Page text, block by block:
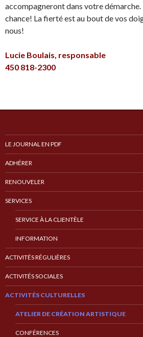
accompagneront dans votre démarche.
chance! La fierté est au bout de vos
nous!
Lucie Boulais, responsable
450 818-2300
LE JOURNAL EN PDF
ADHÉRER
RENOUVELER
SERVICES
SERVICE À LA CLIENTÈLE
INFORMATION
ACTIVITÉS RÉGULIÈRES
ACTIVITÉS SOCIALES
ACTIVITÉS CULTURELLES
ATELIER DE CRÉATION ARTISTIQUE
CONFÉRENCES